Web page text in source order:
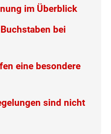
im Überblick
bei
eine besondere
sind nicht